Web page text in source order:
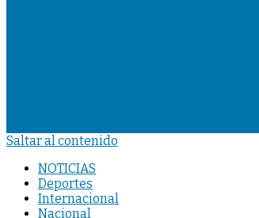
Saltar al contenido
NOTICIAS
Deportes
Internacional
Nacional